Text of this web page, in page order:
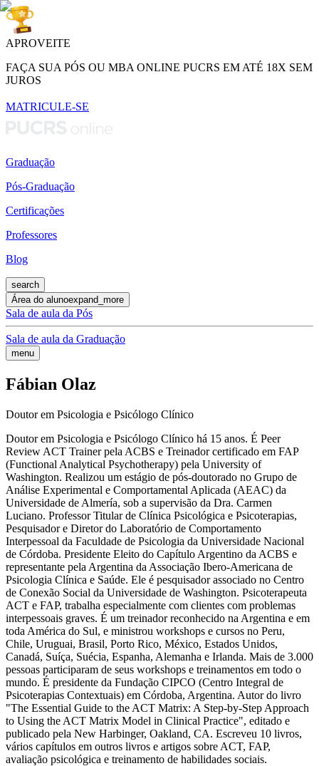
APROVEITE
FAÇA SUA PÓS OU MBA ONLINE PUCRS EM ATÉ 18X SEM
JUROS
MATRICULE-SE
Graduação
Pós-Graduação
Certificações
Professores
Blog
search
Área do alunoexpand_more
Sala de aula da Pós
Sala de aula da Graduação
menu
Fábian Olaz
Doutor em Psicologia e Psicólogo Clínico
Doutor em Psicologia e Psicólogo Clínico há 15 anos. É Peer
Review ACT Trainer pela ACBS e Treinador certificado em FAP
(Functional Analytical Psychotherapy) pela University of
Washington. Realizou um estágio de pós-doutorado no Grupo de
Análise Experimental e Comportamental Aplicada (AEAC) da
Universidade de Almería, sob a supervisão da Dra. Carmen
Luciano. Professor Titular de Clínica Psicológica e Psicoterapias,
Pesquisador e Diretor do Laboratório de Comportamento
Interpessoal da Faculdade de Psicologia da Universidade Nacional
de Córdoba. Presidente Eleito do Capítulo Argentino da ACBS e
representante pela Argentina da Associação Ibero-Americana de
Psicologia Clínica e Saúde. Ele é pesquisador associado no Centro
de Conexão Social da Universidade de Washington. Psicoterapeuta
ACT e FAP, trabalha especialmente com clientes com problemas
interpessoais graves. É um treinador reconhecido na Argentina e em
toda América do Sul, e ministrou workshops e cursos no Peru,
Chile, Uruguai, Brasil, Porto Rico, México, Estados Unidos,
Canadá, Suíça, Suécia, Espanha, Alemanha e Irlanda. Mais de 3.000
pessoas participaram de seus workshops e treinamentos em todo o
mundo. É presidente da Fundação CIPCO (Centro Integral de
Psicoterapias Contextuais) em Córdoba, Argentina. Autor do livro
"The Essential Guide to the ACT Matrix: A Step-by-Step Approach
to Using the ACT Matrix Model in Clinical Practice", editado e
publicado pela New Harbinger, Oakland, CA. Escreveu 10 livros,
vários capítulos em outros livros e artigos sobre ACT, FAP,
avaliação psicológica e treinamento de habilidades sociais.